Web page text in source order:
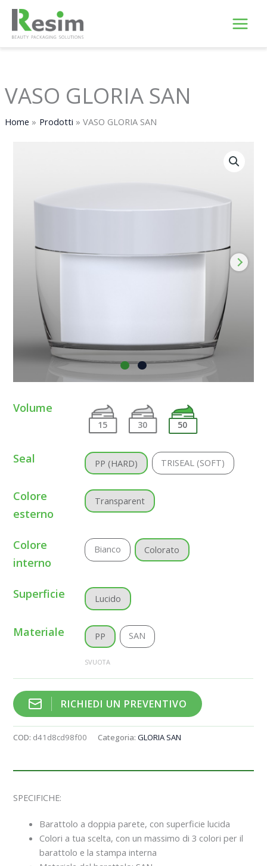
contenuto
VASO GLORIA SAN
Home Prodotti VASO GLORIA SAN
Volume
15 30 50
Seal PP (HARD) TRISEAL (SOFT)
Colore
esterno
Transparent
Colore
interno
Bianco Colorato
Superficie Lucido
Materiale PP SAN
SVUOTA
RICHIEDI UN PREVENTIVO
COD: d41d8cd98f00 Categoria:GLORIA SAN
SPECIFICHE:
Barattolo a doppia parete, con superficie lucida
Colori a tua scelta, con un massimo di 3 colori per il
barattolo e la stampa interna